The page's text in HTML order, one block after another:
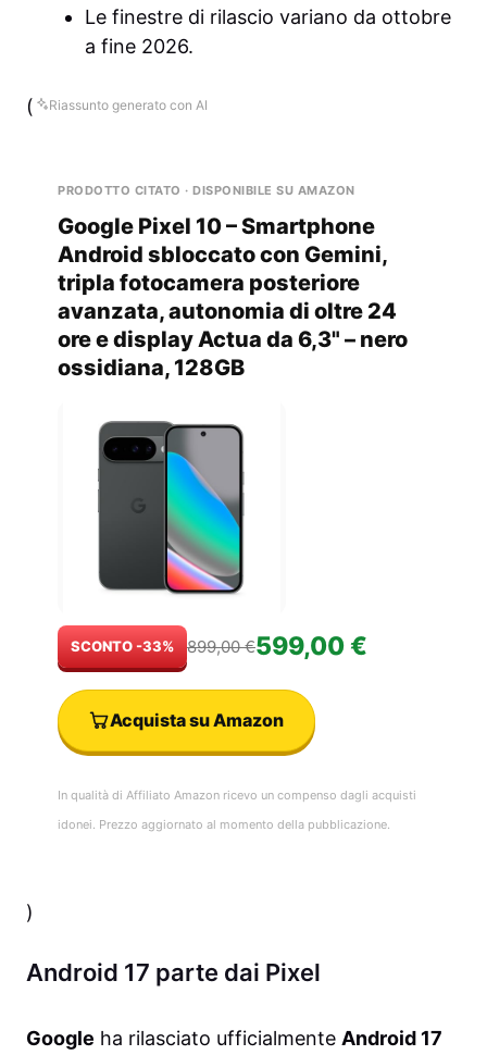
Le finestre di rilascio variano da ottobre
a fine 2026.
( Riassunto generato con AI
PRODOTTO CITATO · DISPONIBILE SU AMAZON
Google Pixel 10 – Smartphone
Android sbloccato con Gemini,
tripla fotocamera posteriore
avanzata, autonomia di oltre 24
ore e display Actua da 6,3" – nero
ossidiana, 128GB
SCONTO -33% 899,00 €599,00 €
Acquista su Amazon
In qualità di Affiliato Amazon ricevo un compenso dagli acquisti
idonei. Prezzo aggiornato al momento della pubblicazione.
)
Android 17 parte dai Pixel
Google ha rilasciato ufficialmente Android 17